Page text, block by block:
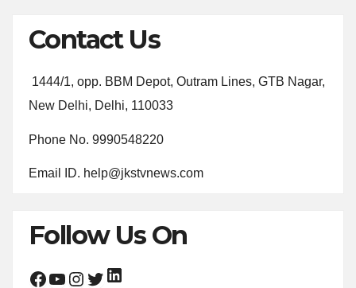
Contact Us
1444/1, opp. BBM Depot, Outram Lines, GTB Nagar,
New Delhi, Delhi, 110033
Phone No. 9990548220
Email ID. help@jkstvnews.com
Follow Us On
Facebook YouTube Instagram Twitter LinkedIn